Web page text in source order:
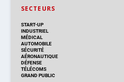
SECTEURS
START-UP
INDUSTRIEL
MÉDICAL
AUTOMOBILE
SÉCURITÉ
AÉRONAUTIQUE
DÉFENSE
TÉLÉCOMS
GRAND PUBLIC